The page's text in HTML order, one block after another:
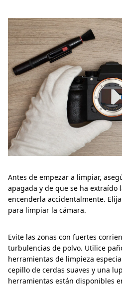
Antes de empezar a limpiar,
apagada y de que se ha extraído
encenderla accidentalmente.
para limpiar la cámara.
Evite las zonas con fuertes
turbulencias de polvo. Utilice
herramientas de limpieza
cepillo de cerdas suaves y una
herramientas están disponibles